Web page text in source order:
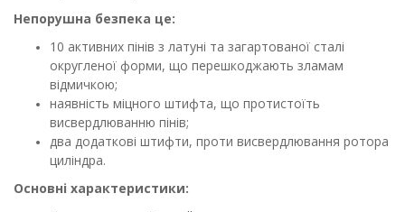
Непорушна безпека це:
10 активних пінів з латуні та загартованої сталі
округленої форми, що перешкоджають зламам
відмичкою;
наявність міцного штифта, що протистоїть
висвердлюванню пінів;
два додаткові штифти, проти висвердлювання ротора
циліндра.
Основні характеристики: